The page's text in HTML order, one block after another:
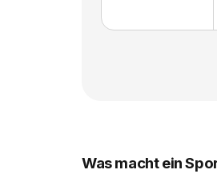
Was macht ein